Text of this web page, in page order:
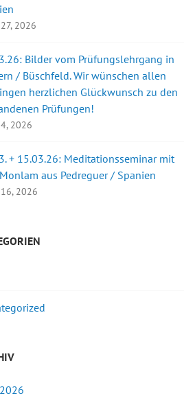
2026
Bilder vom Prüfungslehrgang in
/ Büschfeld. Wir wünschen allen
herzlichen Glückwunsch zu den
Prüfungen!
2026
+ 15.03.26: Meditationsseminar mit
aus Pedreguer / Spanien
2026